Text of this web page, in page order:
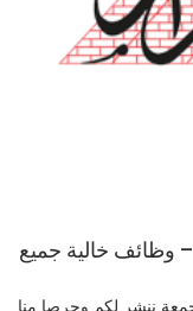
وظائف اهرام الجمعة 18 اكتوبر 2024 – وظائف خالية جميع
ننشر لكم وحرصا منا